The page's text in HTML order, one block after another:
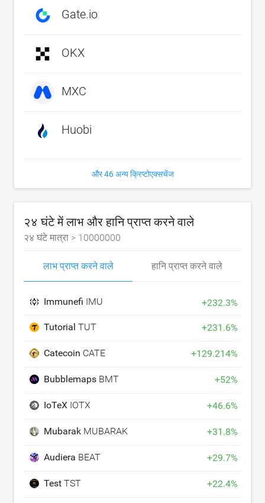
Gate.io
OKX
MXC
Huobi
और 46 अन्य क्रिप्टोएक्सचेंज
२४ घंटे में लाभ और हानि प्राप्त करने वाले
२४ घंटे मात्रा > 10000000
लाभ प्राप्त करने वाले हानि प्राप्त करने वाले
Immunefi IMU +232.3%
Tutorial TUT +231.6%
Catecoin CATE +129.214%
Bubblemaps BMT +52%
IoTeX IOTX +46.6%
Mubarak MUBARAK +31.8%
Audiera BEAT +29.7%
Test TST +22.4%